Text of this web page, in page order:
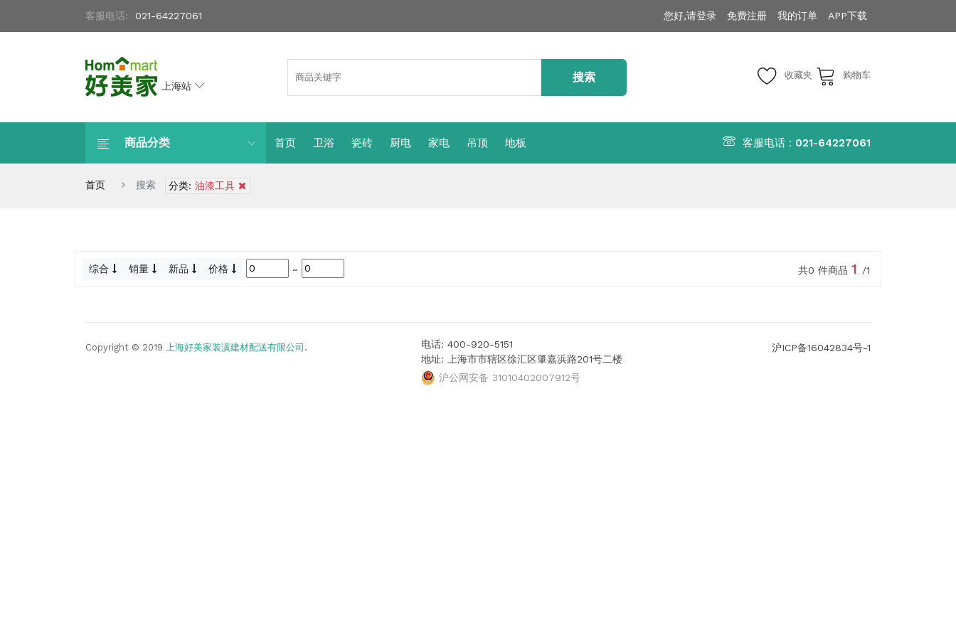
客服电话: 021-64227061 您好,请登录 免费注册 我的订单 APP下载
上海站
收藏夹 购物车
商品分类 首页 卫浴 瓷砖 厨电 家电 吊顶 地板 客服电话 : 021-64227061
首页 搜索 分类: 油漆工具
综合 销量 新品 价格 ~ 共0 件商品 1 /1
Copyright © 2019 上海好美家装潢建材配送有限公司 .
电话: 400-920-5151
地址: 上海市市辖区徐汇区肇嘉浜路201号二楼
沪公网安备 31010402007912号
沪ICP备16042834号-1